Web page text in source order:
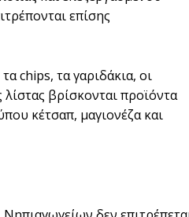
επίσης
chips, τα γαριδάκια, οι
βρίσκονται προϊόντα
κέτσαπ, μαγιονέζα και